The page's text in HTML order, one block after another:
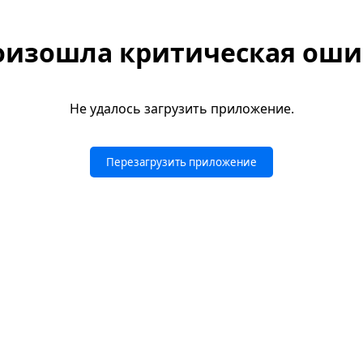
критическая
Не удалось загрузить приложение.
Перезагрузить приложение